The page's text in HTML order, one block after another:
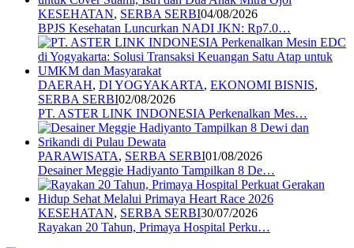
KESEHATAN, SERBA SERBI04/08/2026
BPJS Kesehatan Luncurkan NADI JKN: Rp7.0…
DAERAH, DI YOGYAKARTA, EKONOMI BISNIS,
SERBA SERBI02/08/2026
PT. ASTER LINK INDONESIA Perkenalkan Mes…
PARAWISATA, SERBA SERBI01/08/2026
Desainer Meggie Hadiyanto Tampilkan 8 De…
KESEHATAN, SERBA SERBI30/07/2026
Rayakan 20 Tahun, Primaya Hospital Perku…